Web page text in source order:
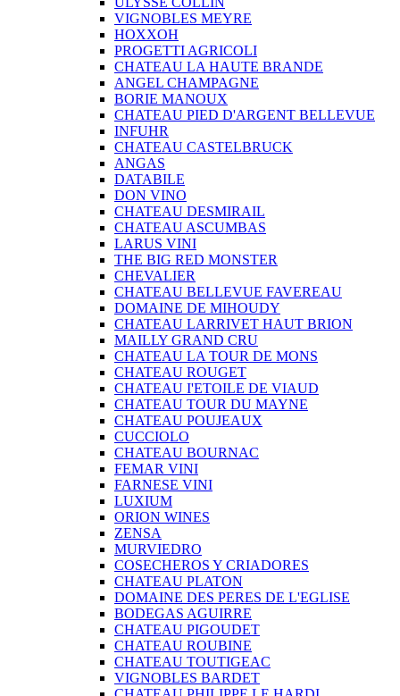
VIGNOBLES MEYRE
HOXXOH
PROGETTI AGRICOLI
CHATEAU LA HAUTE BRANDE
ANGEL CHAMPAGNE
BORIE MANOUX
CHATEAU PIED D'ARGENT BELLEVUE
INFUHR
CHATEAU CASTELBRUCK
ANGAS
DATABILE
DON VINO
CHATEAU DESMIRAIL
CHATEAU ASCUMBAS
LARUS VINI
THE BIG RED MONSTER
CHEVALIER
CHATEAU BELLEVUE FAVEREAU
DOMAINE DE MIHOUDY
CHATEAU LARRIVET HAUT BRION
MAILLY GRAND CRU
CHATEAU LA TOUR DE MONS
CHATEAU ROUGET
CHATEAU I'ETOILE DE VIAUD
CHATEAU TOUR DU MAYNE
CHATEAU POUJEAUX
CUCCIOLO
CHATEAU BOURNAC
FEMAR VINI
FARNESE VINI
LUXIUM
ORION WINES
ZENSA
MURVIEDRO
COSECHEROS Y CRIADORES
CHATEAU PLATON
DOMAINE DES PERES DE L'EGLISE
BODEGAS AGUIRRE
CHATEAU PIGOUDET
CHATEAU ROUBINE
CHATEAU TOUTIGEAC
VIGNOBLES BARDET